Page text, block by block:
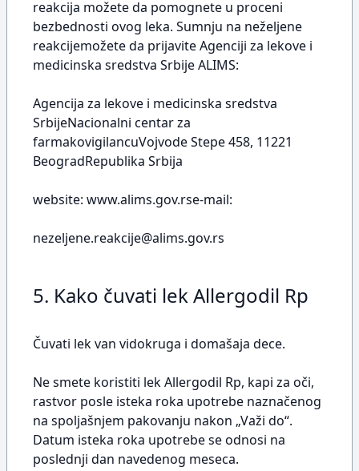
reakcija možete da pomognete u proceni
bezbednosti ovog leka. Sumnju na neželjene
reakcijemožete da prijavite Agenciji za lekove i
medicinska sredstva Srbije ALIMS:
Agencija za lekove i medicinska sredstva
SrbijeNacionalni centar za
farmakovigilancuVojvode Stepe 458, 11221
BeogradRepublika Srbija
website: www.alims.gov.rse-mail:
nezeljene.reakcije@alims.gov.rs
5. Kako čuvati lek Allergodil Rp
Čuvati lek van vidokruga i domašaja dece.
Ne smete koristiti lek Allergodil Rp, kapi za oči,
rastvor posle isteka roka upotrebe naznačenog
na spoljašnjem pakovanju nakon „Važi do“.
Datum isteka roka upotrebe se odnosi na
poslednji dan navedenog meseca.